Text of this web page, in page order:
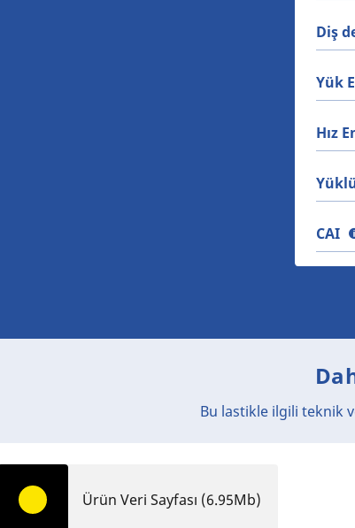
Diş
Yük
Hız
CAI
Bu lastikle ilgili teknik
Ürün Veri Sayfası (6.95Mb)